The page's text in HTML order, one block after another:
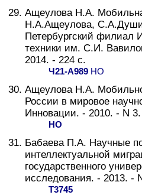
Ащеулова Н.А.
Н.А.Ащеулова,
Петербургский филиал
техники им. С.И.
2014. - 224 с.
Ч21-А989 НО
Ащеулова Н.А.
России в мировое
Инновации. - 2010. - N
НО
Бабаева П.А. Научные
интеллектуальной
государственного
исследования. - 2013. -
Т3745